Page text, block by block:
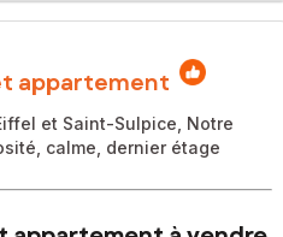
appartement
et Saint-Sulpice, Notre
calme, dernier étage